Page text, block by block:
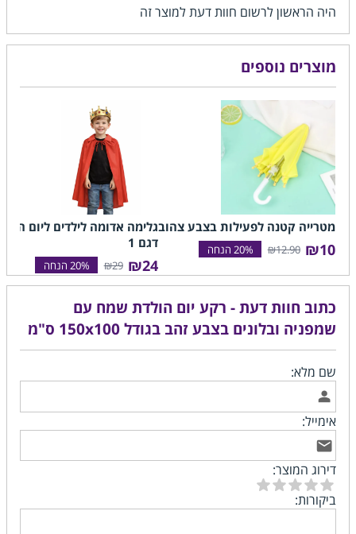
היה הראשון לרשום חוות דעת למוצר זה
כתוב חוות דעת - רקע יום הולדת שמח עם
שמפניה ובלונים בצבע זהב בגודל 150x100 ס"מ
שם מלא:
אימייל:
דירוג המוצר:
ביקורות:
מוצרים נוספים
מטרייה קטנה לפעילות בצבע צהוב
₪10
₪12.90
גלימה אדומה לילדים ליום
דגם 1
₪24
₪29